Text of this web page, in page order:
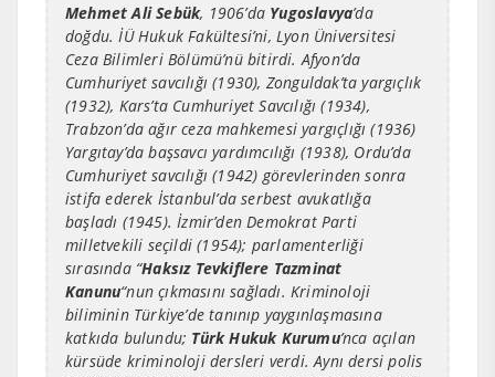
Mehmet Ali Sebük, 1906’da Yugoslavya’da
doğdu. İÜ Hukuk Fakültesi’ni, Lyon Üniversitesi
Ceza Bilimleri Bölümü’nü bitirdi. Afyon’da
Cumhuriyet savcılığı (1930), Zonguldak’ta yargıçlık
(1932), Kars’ta Cumhuriyet Savcılığı (1934),
Trabzon’da ağır ceza mahkemesi yargıçlığı (1936)
Yargıtay’da başsavcı yardımcılığı (1938), Ordu’da
Cumhuriyet savcılığı (1942) görevlerinden sonra
istifa ederek İstanbul’da serbest avukatlığa
başladı (1945). İzmir’den Demokrat Parti
milletvekili seçildi (1954); parlamenterliği
sırasında “Haksız Tevkiflere Tazminat
Kanunu“nun çıkmasını sağladı.Kriminoloji
biliminin Türkiye’de tanınıp yaygınlaşmasına
katkıda bulundu; Türk Hukuk Kurumu’nca açılan
kürsüde kriminoloji dersleri verdi. Aynı dersi polis